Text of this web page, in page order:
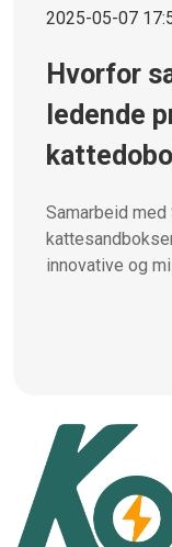
2025-05-07
Hvorfor
ledende
Samarbeid med
innovative og